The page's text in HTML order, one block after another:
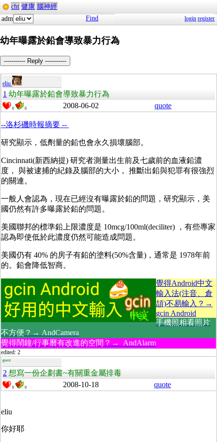
cht 健康 腦神經
adm
Find login register
幼年曝露於鉛會導致暴力行為
----------- Reply -----------
eliu
1 幼年曝露於鉛會導致暴力行為
0 0 2008-06-02 quote
--洛杉磯時報摘要 --
研究顯示，低劑量的鉛也會永久損壞腦部。
Cincinnati(新西納提) 研究者測量出生前及七歲前的血液鉛濃
度， 與被逮捕的紀錄及腦部的大小， 推斷出鉛與犯罪有很強烈
的關連。
一般人會認為，現在已經沒有曝露於鉛的問題，研究顯示，美
國仍然有許多曝露於鉛的問題。
美國聯邦的標準鉛上限濃度是 10mcg/100ml(deciliter) ，有些專家
認為即使低於此濃度仍然可能造成問題。
美國仍有 40% 的房子有鉛的塗料(50%含量)，通常是 1978年前
的。鉛會降低智商。
覺得Android中文
輸入法(注音、倉
頡)不易輸入？→
gcin Android
手機照相看照片
不方便？→ AndCamera
覺得鬧鐘/行事曆有改進的空間？→ AndAlarm
edited: 2
guest
2 想寫一份企劃書~有關重金屬排毒
0 0 2008-10-18 quote
eliu
你好耶